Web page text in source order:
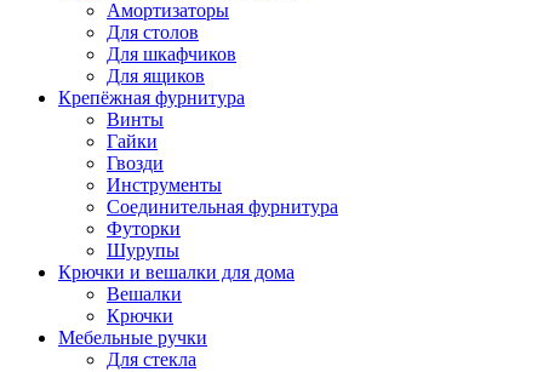
Амортизаторы
Для столов
Для шкафчиков
Для ящиков
Крепёжная фурнитура
Винты
Гайки
Гвозди
Инструменты
Соединительная фурнитура
Футорки
Шурупы
Крючки и вешалки для дома
Вешалки
Крючки
Мебельные ручки
Для стекла